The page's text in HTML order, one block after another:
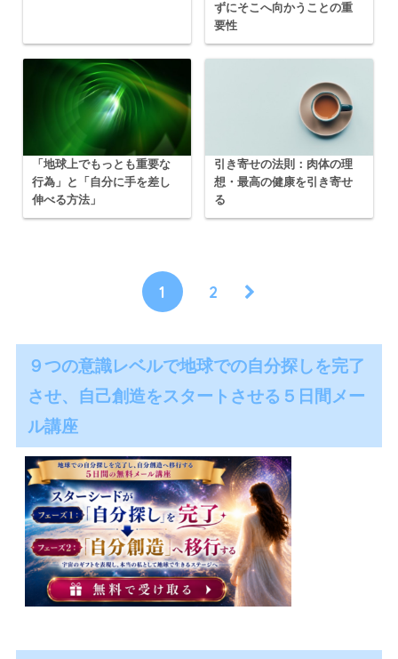
ずにそこへ向かうことの重
要性
「地球上でもっとも重要な
行為」と「自分に手を差し
伸べる方法」
引き寄せの法則：肉体の理
想・最高の健康を引き寄せ
る
1 2
９つの意識レベルで地球での自分探しを完了
させ、自己創造をスタートさせる５日間メー
ル講座